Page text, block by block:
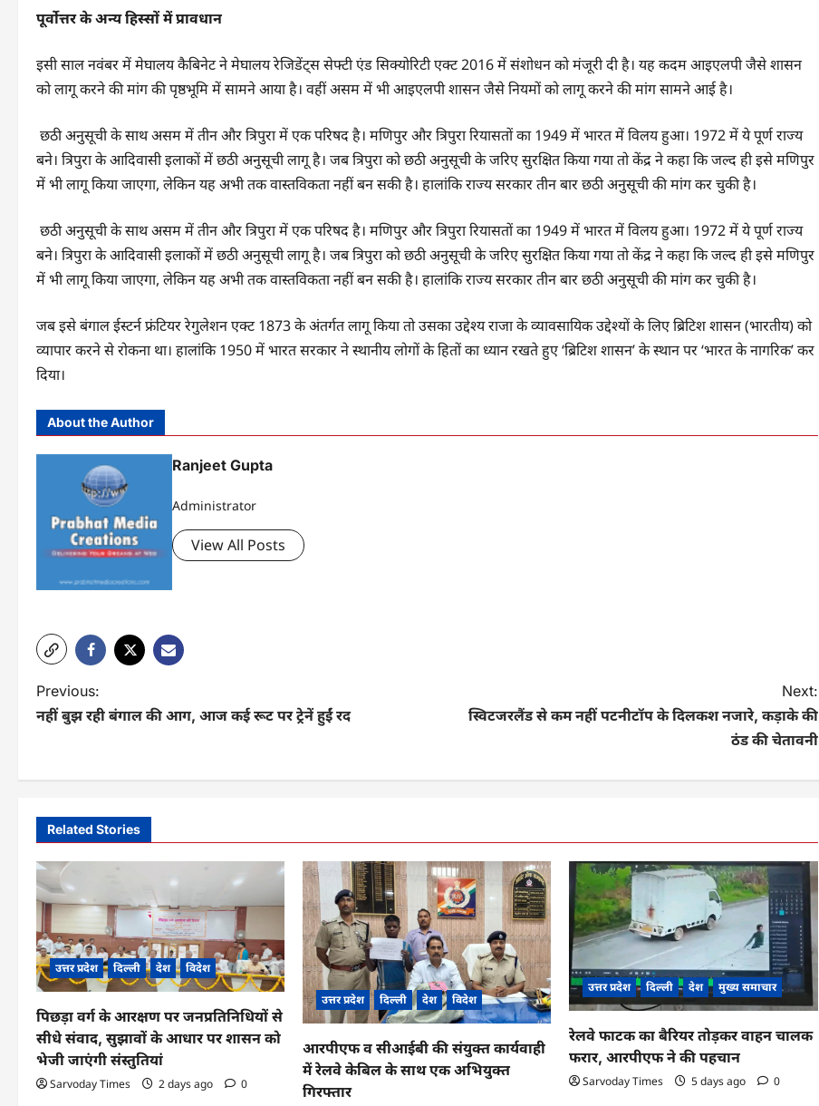
पूर्वोत्तर के अन्य हिस्सों में प्रावधान
इसी साल नवंबर में मेघालय कैबिनेट ने मेघालय रेजिडेंट्स सेफ्टी एंड सिक्योरिटी एक्ट 2016 में संशोधन को मंजूरी दी है। यह कदम आइएलपी जैसे शासन
को लागू करने की मांग की पृष्ठभूमि में सामने आया है। वहीं असम में भी आइएलपी शासन जैसे नियमों को लागू करने की मांग सामने आई है।
छठी अनुसूची के साथ असम में तीन और त्रिपुरा में एक परिषद है। मणिपुर और त्रिपुरा रियासतों का 1949 में भारत में विलय हुआ। 1972 में ये पूर्ण राज्य
बने। त्रिपुरा के आदिवासी इलाकों में छठी अनुसूची लागू है। जब त्रिपुरा को छठी अनुसूची के जरिए सुरक्षित किया गया तो केंद्र ने कहा कि जल्द ही इसे मणिपुर
में भी लागू किया जाएगा, लेकिन यह अभी तक वास्तविकता नहीं बन सकी है। हालांकि राज्य सरकार तीन बार छठी अनुसूची की मांग कर चुकी है।
छठी अनुसूची के साथ असम में तीन और त्रिपुरा में एक परिषद है। मणिपुर और त्रिपुरा रियासतों का 1949 में भारत में विलय हुआ। 1972 में ये पूर्ण राज्य
बने। त्रिपुरा के आदिवासी इलाकों में छठी अनुसूची लागू है। जब त्रिपुरा को छठी अनुसूची के जरिए सुरक्षित किया गया तो केंद्र ने कहा कि जल्द ही इसे मणिपुर
में भी लागू किया जाएगा, लेकिन यह अभी तक वास्तविकता नहीं बन सकी है। हालांकि राज्य सरकार तीन बार छठी अनुसूची की मांग कर चुकी है।
जब इसे बंगाल ईस्टर्न फ्रंटियर रेगुलेशन एक्ट 1873 के अंतर्गत लागू किया तो उसका उद्देश्य राजा के व्यावसायिक उद्देश्यों के लिए ब्रिटिश शासन (भारतीय) को
व्यापार करने से रोकना था। हालांकि 1950 में भारत सरकार ने स्थानीय लोगों के हितों का ध्यान रखते हुए ‘ब्रिटिश शासन’ के स्थान पर ‘भारत के नागरिक’ कर
दिया।
About the Author
Ranjeet Gupta
Administrator
View All Posts
P
o
n
a
v
g
a
t
i
o
Previous:
नहीं बुझ रही बंगाल की आग, आज कई रूट पर ट्रेनें हुईं रद
Next:
स्विटजरलैंड से कम नहीं पटनीटॉप के दिलकश नजारे, कड़ाके की
ठंड की चेतावनी
Related Stories
उत्तर प्रदेश दिल्ली देश विदेश
पिछड़ा वर्ग के आरक्षण पर जनप्रतिनिधियों से
सीधे संवाद, सुझावों के आधार पर शासन को
भेजी जाएंगी संस्तुतियां
Sarvoday Times 2 days ago 0
उत्तर प्रदेश दिल्ली देश विदेश
आरपीएफ व सीआईबी की संयुक्त कार्यवाही
में रेलवे केबिल के साथ एक अभियुक्त
गिरफ्तार
उत्तर प्रदेश दिल्ली देश मुख्य समाचार
रेलवे फाटक का बैरियर तोड़कर वाहन चालक
फरार, आरपीएफ ने की पहचान
Sarvoday Times 5 days ago 0